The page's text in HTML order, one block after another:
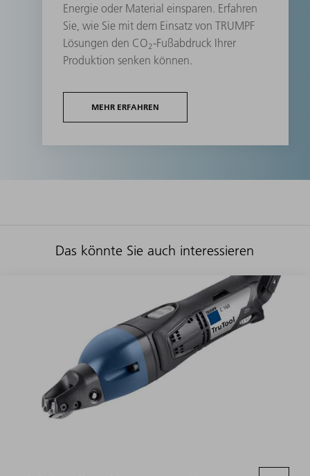
Energie oder Material einsparen. Erfahren
Sie, wie Sie mit dem Einsatz von TRUMPF
Lösungen den CO2-Fußabdruck Ihrer
Produktion senken können.
MEHR ERFAHREN
Das könnte Sie auch interessieren